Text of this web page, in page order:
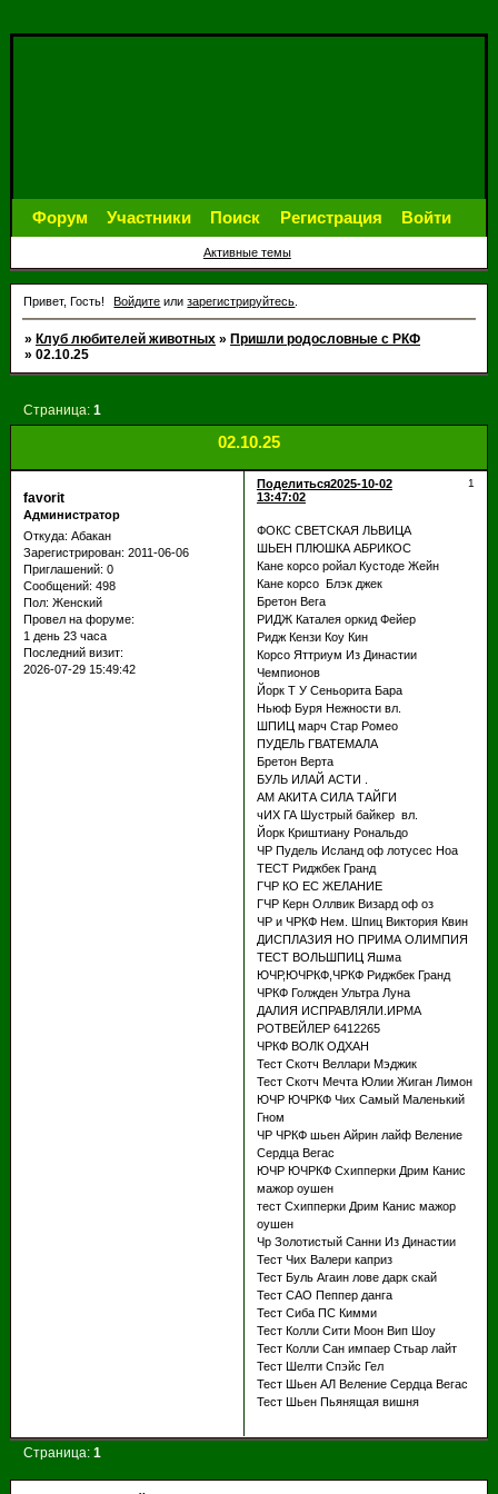
Форум Участники Поиск Регистрация Войти
Активные темы
Привет, Гость! Войдите илизарегистрируйтесь
»Клуб любителей животных »Пришли родословные с РКФ
»02.10.25
02.10.25
Страница:1
Поделиться 1
2025-10-02
13:47:02
favorit
Администратор
Откуда: Абакан
Зарегистрирован: 2011-06-06
Приглашений: 0
Сообщений: 498
Пол: Женский
Провел на форуме:
1 день 23 часа
Последний визит:
2026-07-29 15:49:42
ФОКС СВЕТСКАЯ ЛЬВИЦА
ШЬЕН ПЛЮШКА АБРИКОС
Кане корсо ройал Кустоде Жейн
Кане корсо Блэк джек
Бретон Вега
РИДЖ Каталея оркид Фейер
Ридж Кензи Коу Кин
Корсо Яттриум Из Династии
Чемпионов
Йорк Т У Сеньорита Бара
Ньюф Буря Нежности вл.
ШПИЦ марч Стар Ромео
ПУДЕЛЬ ГВАТЕМАЛА
Бретон Верта
БУЛЬ ИЛАЙ АСТИ .
АМ АКИТА СИЛА ТАЙГИ
чИХ ГА Шустрый байкер вл.
Йорк Криштиану Рональдо
ЧР Пудель Исланд оф лотусес Ноа
ТЕСТ Риджбек Гранд
ГЧР КО ЕС ЖЕЛАНИЕ
ГЧР Керн Оллвик Визард оф оз
ЧР и ЧРКФ Нем. Шпиц Виктория Квин
ДИСПЛАЗИЯ НО ПРИМА ОЛИМПИЯ
ТЕСТ ВОЛЬШПИЦ Яшма
ЮЧР,ЮЧРКФ,ЧРКФ Риджбек Гранд
ЧРКФ Голжден Ультра Луна
ДАЛИЯ ИСПРАВЛЯЛИ.ИРМА
РОТВЕЙЛЕР 6412265
ЧРКФ ВОЛК ОДХАН
Тест Скотч Веллари Мэджик
Тест Скотч Мечта Юлии Жиган Лимон
ЮЧР ЮЧРКФ Чих Самый Маленький
Гном
ЧР ЧРКФ шьен Айрин лайф Веление
Сердца Вегас
ЮЧР ЮЧРКФ Схипперки Дрим Канис
мажор оушен
тест Схипперки Дрим Канис мажор
оушен
Чр Золотистый Санни Из Династии
Тест Чих Валери каприз
Тест Буль Агаин лове дарк скай
Тест САО Пеппер данга
Тест Сиба ПС Кимми
Тест Колли Сити Моон Вип Шоу
Тест Колли Сан импаер Стьар лайт
Тест Шелти Спэйс Гел
Тест Шьен АЛ Веление Сердца Вегас
Тест Шьен Пьянящая вишня
Страница:1